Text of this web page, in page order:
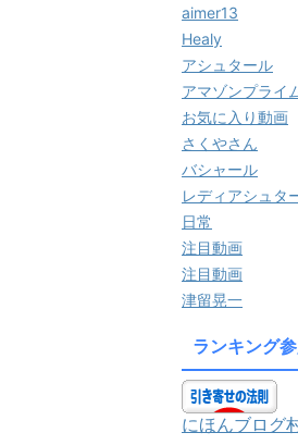
aimer13
Healy
アシュタール
アマゾンプライ
お気に入り動画
さくやさん
バシャール
レディアシュタ
日常
注目動画
注目動画
津留晃一
ランキング
にほんブログ